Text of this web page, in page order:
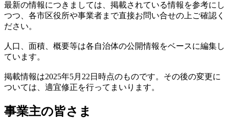
最新の情報につきましては、掲載されている情報を参考にし
つつ、各市区役所や事業者まで直接お問い合せの上ご確認く
ださい。
人口、面積、概要等は各自治体の公開情報をベースに編集し
ています。
掲載情報は2025年5月22日時点のものです。その後の変更に
ついては、適宜修正を行ってまいります。
事業主の皆さま